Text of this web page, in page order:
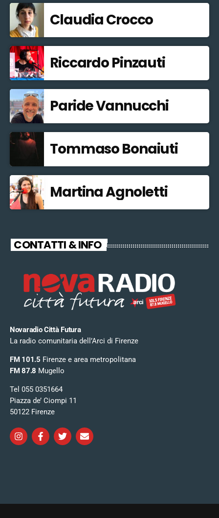
Claudia Crocco
Riccardo Pinzauti
Paride Vannucchi
Tommaso Bonaiuti
Martina Agnoletti
CONTATTI & INFO
Novaradio Città Futura
La radio comunitaria dell’Arci di Firenze
FM 101.5 Firenze e area metropolitana
FM 87.8 Mugello
Tel 055 0351664
Piazza de’ Ciompi 11
50122 Firenze